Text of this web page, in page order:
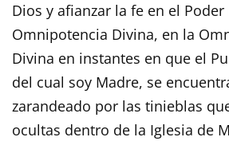
Dios y afianzar la fe en el
Omnipotencia Divina, en la
Divina en instantes en que el
del cual soy Madre, se
zarandeado por las tinieblas
ocultas dentro de la Iglesia de